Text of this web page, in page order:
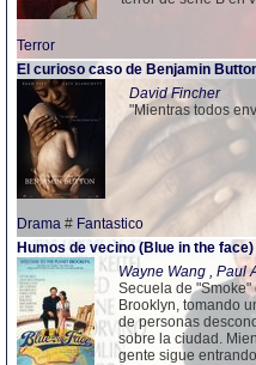
Terror
El curioso caso de Benjamin
David Fincher
"Mientras todos
Drama # Fantastico
Humos de vecino (Blue in the face)
Wayne Wang , Paul
Secuela de
Brooklyn, tomando
de personas
sobre la ciudad.
gente sigue